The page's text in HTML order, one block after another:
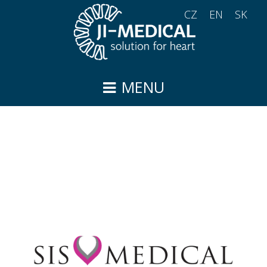
MENU
CZ EN SK